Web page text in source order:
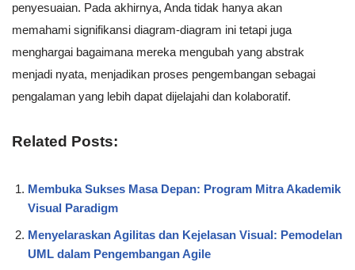
penyesuaian. Pada akhirnya, Anda tidak hanya akan
memahami signifikansi diagram-diagram ini tetapi juga
menghargai bagaimana mereka mengubah yang abstrak
menjadi nyata, menjadikan proses pengembangan sebagai
pengalaman yang lebih dapat dijelajahi dan kolaboratif.
Related Posts:
Membuka Sukses Masa Depan: Program Mitra Akademik
Visual Paradigm
Menyelaraskan Agilitas dan Kejelasan Visual: Pemodelan
UML dalam Pengembangan Agile